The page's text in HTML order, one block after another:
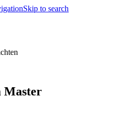
Skip to search
Master